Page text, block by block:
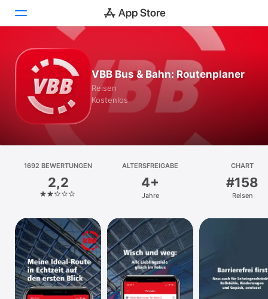
Heute
Spiele
Apps
Arcade
Plattform
iPhone
iPad
Mac
Vision
Watch
TV
VBB Bus & Bahn: Routenplaner
Reisen
Kostenlos
1692 BEWERTUNGEN
2,2
ALTERSFREIGABE
4+
Jahre
CHART
#158
Reisen